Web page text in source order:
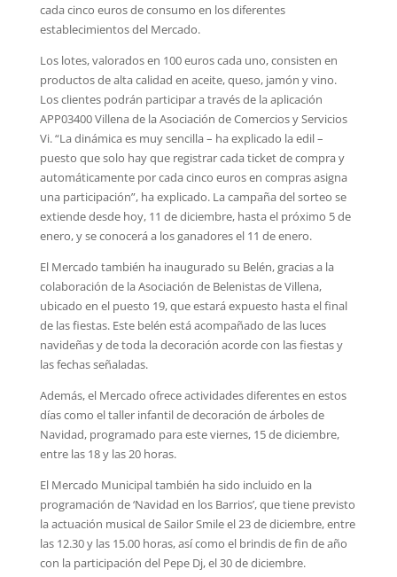
cada cinco euros de consumo en los diferentes
establecimientos del Mercado.
Los lotes, valorados en 100 euros cada uno, consisten en
productos de alta calidad en aceite, queso, jamón y vino.
Los clientes podrán participar a través de la aplicación
APP03400 Villena de la Asociación de Comercios y Servicios
Vi. “La dinámica es muy sencilla – ha explicado la edil –
puesto que solo hay que registrar cada ticket de compra y
automáticamente por cada cinco euros en compras asigna
una participación”, ha explicado. La campaña del sorteo se
extiende desde hoy, 11 de diciembre, hasta el próximo 5 de
enero, y se conocerá a los ganadores el 11 de enero.
El Mercado también ha inaugurado su Belén, gracias a la
colaboración de la Asociación de Belenistas de Villena,
ubicado en el puesto 19, que estará expuesto hasta el final
de las fiestas. Este belén está acompañado de las luces
navideñas y de toda la decoración acorde con las fiestas y
las fechas señaladas.
Además, el Mercado ofrece actividades diferentes en estos
días como el taller infantil de decoración de árboles de
Navidad, programado para este viernes, 15 de diciembre,
entre las 18 y las 20 horas.
El Mercado Municipal también ha sido incluido en la
programación de ‘Navidad en los Barrios’, que tiene previsto
la actuación musical de Sailor Smile el 23 de diciembre, entre
las 12.30 y las 15.00 horas, así como el brindis de fin de año
con la participación del Pepe Dj, el 30 de diciembre.